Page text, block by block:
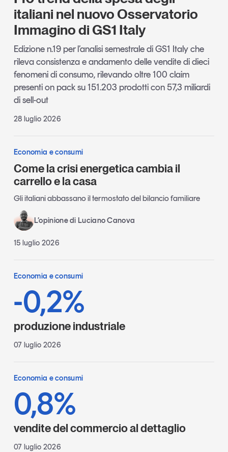
italiani nel nuovo Osservatorio
Immagino di GS1 Italy
Edizione n.19 per l’analisi semestrale di GS1 Italy che
rileva consistenza e andamento delle vendite di dieci
fenomeni di consumo, rilevando oltre 100 claim
presenti on pack su 151.203 prodotti con 57,3 miliardi
di sell-out
28 luglio 2026
Economia e consumi
Come la crisi energetica cambia il
carrello e la casa
Gli italiani abbassano il termostato del bilancio familiare
L’opinione di Luciano Canova
15 luglio 2026
Economia e consumi
-0,2%
produzione industriale
07 luglio 2026
Economia e consumi
0,8%
vendite del commercio al dettaglio
07 luglio 2026